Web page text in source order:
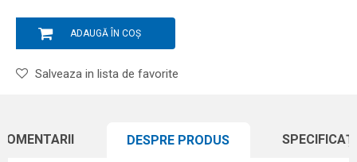
ADAUGĂ ÎN COȘ
Salveaza in lista de favorite
DESPRE PRODUS